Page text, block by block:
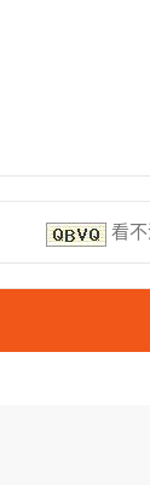
看不